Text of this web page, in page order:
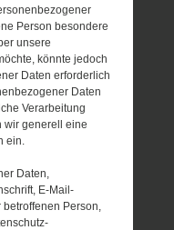
Person besondere
unsere
könnte jedoch
Daten erforderlich
Daten
Verarbeitung
wir generell eine
ein.
Daten,
E-Mail-
Person,